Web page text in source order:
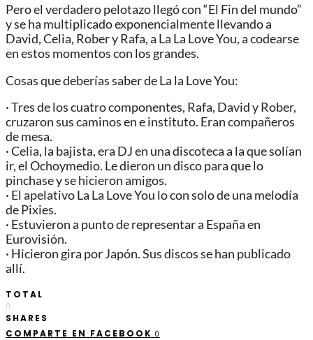
Pero el verdadero pelotazo llegó con “El Fin del mundo”
y se ha multiplicado exponencialmente llevando a
David, Celia, Rober y Rafa, a La La Love You, a codearse
en estos momentos con los grandes.
Cosas que deberías saber de La la Love You:
· Tres de los cuatro componentes, Rafa, David y Rober,
cruzaron sus caminos en e instituto. Eran compañeros
de mesa.
· Celia, la bajista, era DJ en una discoteca a la que solían
ir, el Ochoymedio. Le dieron un disco para que lo
pinchase y se hicieron amigos.
· El apelativo La La Love You lo con solo de una melodía
de Pixies.
· Estuvieron a punto de representar a España en
Eurovisión.
· Hicieron gira por Japón. Sus discos se han publicado
allí.
TOTAL
0
SHARES
COMPARTE EN FACEBOOK 0